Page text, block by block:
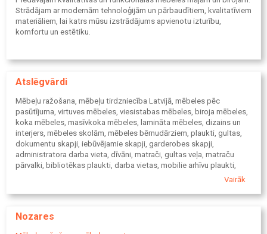
Strādājam ar modernām tehnoloģijām un pārbaudītiem, kvalitatīviem
materiāliem, lai katrs mūsu izstrādājums apvienotu izturību,
komfortu un estētiku.
Atslēgvārdi
Mēbeļu ražošana, mēbeļu tirdzniecība Latvijā, mēbeles pēc
pasūtījuma, virtuves mēbeles, viesistabas mēbeles, biroja mēbeles,
koka mēbeles, masīvkoka mēbeles, lamināta mēbeles, dizains un
interjers, mēbeles skolām, mēbeles bērnudārziem, plaukti, gultas,
dokumentu skapji, iebūvējamie skapji, garderobes skapji,
administratora darba vieta, dīvāni, matrači, gultas veļa, matraču
pārvalki, bibliotēkas plaukti, darba vietas, mobilie arhīvu plaukti,
cinkoti metāla plaukti, metāla drēbju skapji, dokumentu skapji,
elektriski augstumā regulējami galdi, paceļamie galdi, atvilktņu
pansionātiem, gultasveļa internātskolām, gultasveļa bērnudārziem,
Vairāk
Nozares